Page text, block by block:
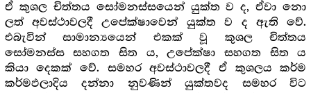
ඒ කුශල චිත්තය සෝමනස්සයෙන් යුක්ත ව ද, ඒවා නො
ලත් අවස්ථාවලදී උපේක්ෂාවෙන් යුක්ත ව ද ඇති වේ.
එබැවින් සාමාන්‍යයෙන් එකක් වූ කුශල චිත්තය
සෝමනස්ස සහගත සිත ය, උපේක්ෂා සහගත සිත ය
කියා දෙකක් වේ. සමහර අවස්ථාවලදී ඒ කුශලය කර්ම
කර්මඵලාදිය දන්නා නුවණින් යුක්තවද සමහර විට